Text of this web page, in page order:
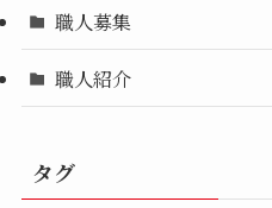
職人募集
職人紹介
タグ